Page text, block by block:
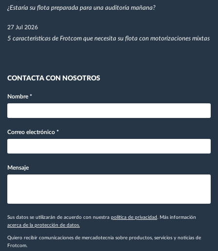
¿Estaría su flota preparada para una auditoría mañana?
27 Jul 2026
5 características de Frotcom que necesita su flota con motorizaciones mixtas
CONTACTA CON NOSOTROS
Nombre *
Correo electrónico *
Mensaje
Sus datos se utilizarán de acuerdo con nuestra política de privacidad . Más información
acerca de la protección de datos.
Quiero recibir comunicaciones de mercadotecnia sobre productos, servicios y noticias de
Frotcom.